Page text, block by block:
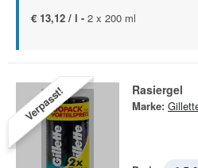
€ 13,12 / l - 2 x 200 ml
Verpasst! Rasiergel
Marke: